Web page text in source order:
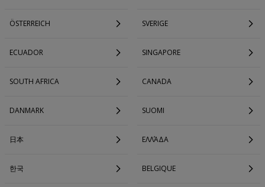
ÖSTERREICH SVERIGE
ECUADOR SINGAPORE
SOUTH AFRICA CANADA
DANMARK SUOMI
日本 ΕΛΛΆΔΑ
한국 BELGIQUE